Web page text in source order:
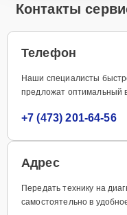
Контакты
Телефон
Наши специалисты
предложат оптимальный
+7 (473) 201-64-56
Адрес
Передать технику на
самостоятельно в